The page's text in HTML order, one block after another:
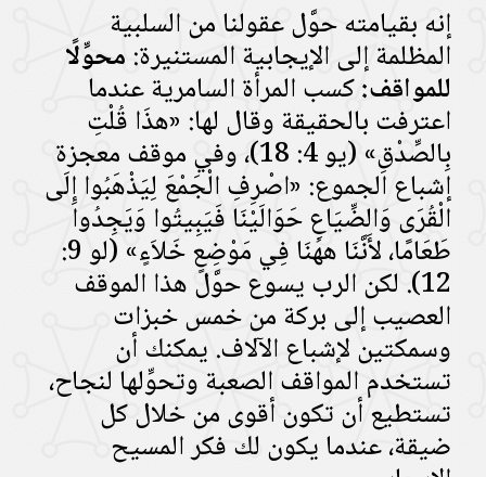
إنه بقيامته حوَّل عقولنا من السلبية
المظلمة إلى الإيجابية المستنيرة: محوِّلًا
للمواقف:كسب المرأة السامرية عندما
اعترفت بالحقيقة وقال لها: «هذَا قُلْتِ
بِالصِّدْقِ» (يو 4: 18)، وفي موقف معجزة
إشباع الجموع: «اصْرِفِ الْجَمْعَ لِيَذْهَبُوا إِلَى
الْقُرَى وَالضِّيَاعِ حَوَالَيْنَا فَيَبِيتُوا وَيَجِدُوا
طَعَامًا، لأَنَّنَا ههُنَا فِي مَوْضِعٍ خَلاَءٍ» (لو 9:
12). لكن الرب يسوع حوَّل هذا الموقف
العصيب إلى بركة من خمس خبزات
وسمكتين لإشباع الآلاف. يمكنك أن
تستخدم المواقف الصعبة وتحوِّلها لنجاح،
تستطيع أن تكون أقوى من خلال كل
ضيقة، عندما يكون لك فكر المسيح